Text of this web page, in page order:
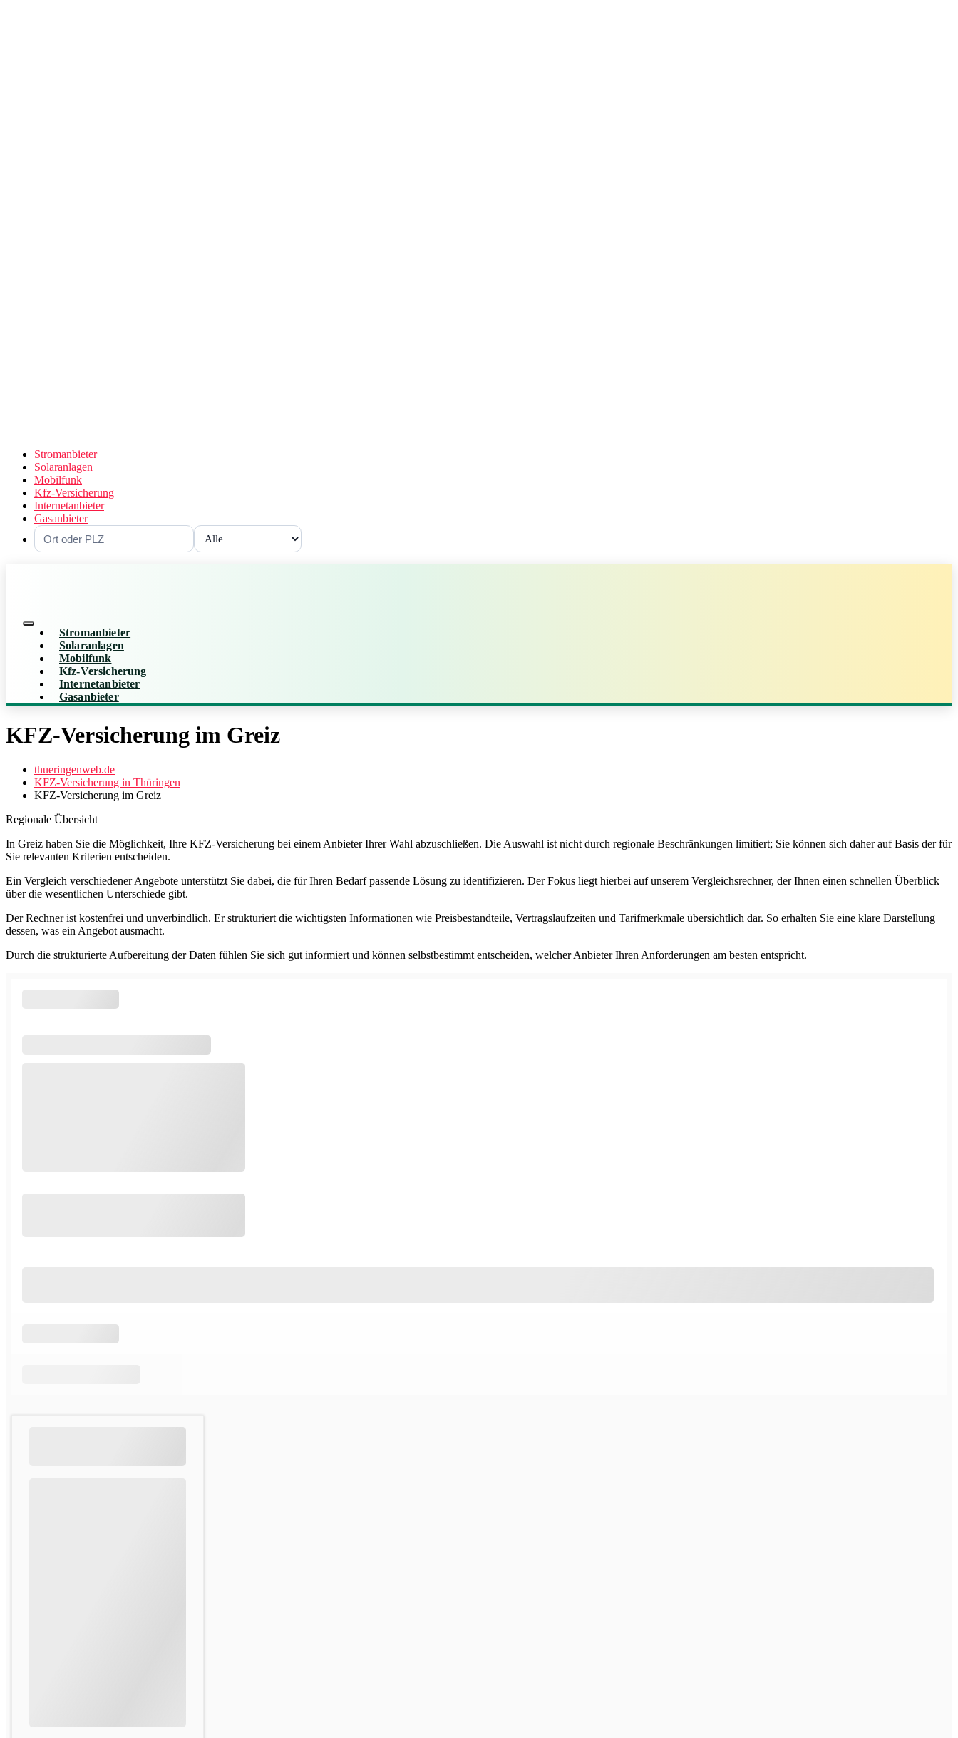
Stromanbieter
Solaranlagen
Mobilfunk
Kfz-Versicherung
Internetanbieter
Gasanbieter
Stromanbieter
Solaranlagen
Mobilfunk
Kfz-Versicherung
Internetanbieter
Gasanbieter
KFZ-Versicherung im Greiz
thueringenweb.de
KFZ-Versicherung in Thüringen
KFZ-Versicherung im Greiz
Regionale Übersicht
In Greiz haben Sie die Möglichkeit, Ihre KFZ-Versicherung bei einem Anbieter Ihrer Wahl abzuschließen. Die Auswahl ist nicht durch regionale Beschränkungen limitiert; Sie können sich daher auf Basis der für
Sie relevanten Kriterien entscheiden.
Ein Vergleich verschiedener Angebote unterstützt Sie dabei, die für Ihren Bedarf passende Lösung zu identifizieren. Der Fokus liegt hierbei auf unserem Vergleichsrechner, der Ihnen einen schnellen Überblick
über die wesentlichen Unterschiede gibt.
Der Rechner ist kostenfrei und unverbindlich. Er strukturiert die wichtigsten Informationen wie Preisbestandteile, Vertragslaufzeiten und Tarifmerkmale übersichtlich dar. So erhalten Sie eine klare Darstellung
dessen, was ein Angebot ausmacht.
Durch die strukturierte Aufbereitung der Daten fühlen Sie sich gut informiert und können selbstbestimmt entscheiden, welcher Anbieter Ihren Anforderungen am besten entspricht.